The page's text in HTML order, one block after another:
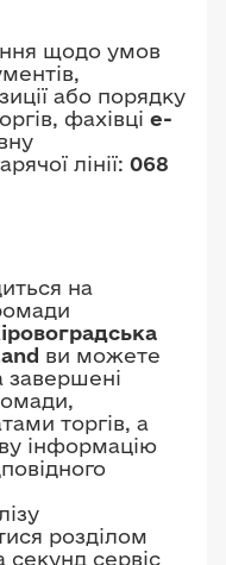
щодо умов
або порядку
фахівці e-
лінії: 068
на
ви можете
завершені
торгів, а
інформацію
розділом
секунд сервіс